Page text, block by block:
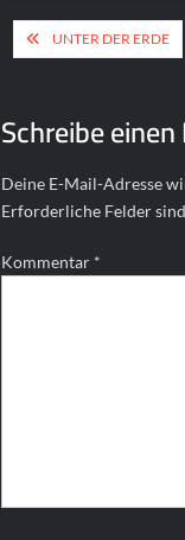
UNTER DER ERDE
Schreibe
Deine E-Mail-Adresse
Erforderliche Felder
Kommentar *